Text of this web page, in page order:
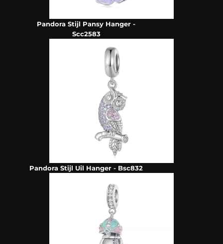
Pandora Stijl Pansy Hanger -
Scc2583
Pandora Stijl Uil Hanger - Bsc832